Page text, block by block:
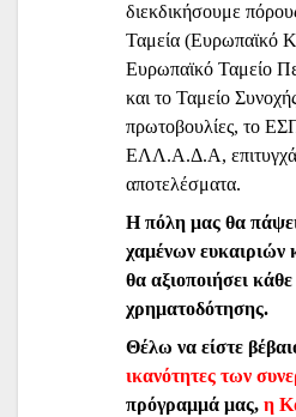
διεκδικήσουμε
Ταμεία (Ευρωπαϊκό
Ευρωπαϊκό Ταμείο
και το Ταμείο
πρωτοβουλίες, το
ΕΛΛ.Α.Δ.Α,
αποτελέσματα.
Η πόλη μας θα
χαμένων ευκαιριών
θα αξιοποιήσει
χρηματοδότησης.
Θέλω να είστε
ικανότητες των
πρόγραμμά μας, η